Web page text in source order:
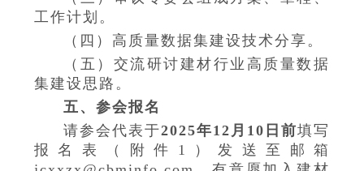
工作计划。
（四）高质量数据集建设技术分享。
（五）交流研讨建材行业高质量数据
集建设思路。
五、参会报名
请参会代表于2025年12月10日前填写
报名表（附件1）发送至邮箱